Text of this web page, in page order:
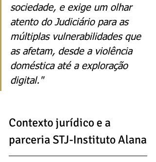
sociedade, e exige um olhar
atento do Judiciário para as
múltiplas vulnerabilidades que
as afetam, desde a violência
doméstica até a exploração
digital."
Contexto jurídico e a
parceria STJ-Instituto Alana